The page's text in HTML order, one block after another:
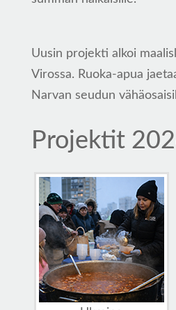
Uusin projekti alkoi
Virossa. Ruoka-apua
Narvan seudun
Projektit